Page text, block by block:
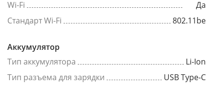
Wi-Fi
Да
Стандарт Wi-Fi
802.11be
Аккумулятор
Тип аккумулятора
Li-Ion
Тип разъема для зарядки
USB Type-C